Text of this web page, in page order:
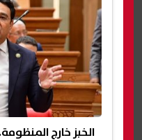
الخبز خارج